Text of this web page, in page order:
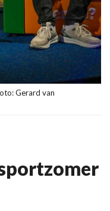
Gerard van